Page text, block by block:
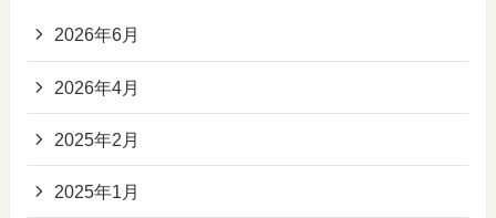
2026年6月
2026年4月
2025年2月
2025年1月